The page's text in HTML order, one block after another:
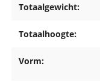
Totaalgewicht:
Totaalhoogte:
Vorm: